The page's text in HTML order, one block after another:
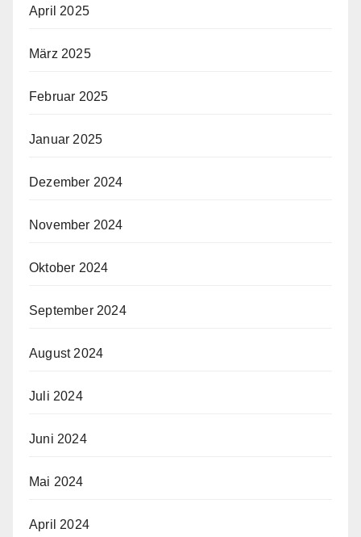
April 2025
März 2025
Februar 2025
Januar 2025
Dezember 2024
November 2024
Oktober 2024
September 2024
August 2024
Juli 2024
Juni 2024
Mai 2024
April 2024